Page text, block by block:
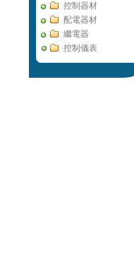
控制器材
配電器材
繼電器
控制儀表